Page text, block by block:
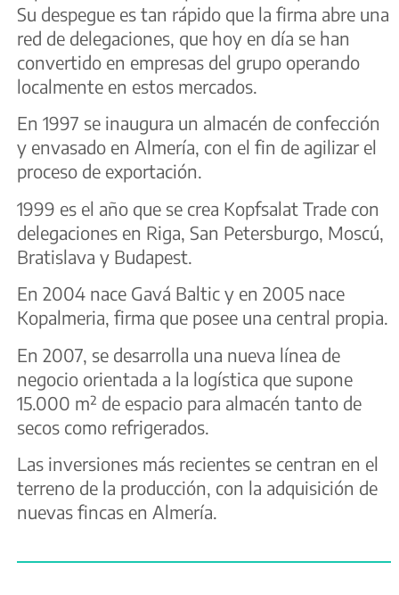
Su despegue es tan rápido que la firma abre una
red de delegaciones, que hoy en día se han
convertido en empresas del grupo operando
localmente en estos mercados.
En 1997 se inaugura un almacén de confección
y envasado en Almería, con el fin de agilizar el
proceso de exportación.
1999 es el año que se crea Kopfsalat Trade con
delegaciones en Riga, San Petersburgo, Moscú,
Bratislava y Budapest.
En 2004 nace Gavá Baltic y en 2005 nace
Kopalmeria, firma que posee una central propia.
En 2007, se desarrolla una nueva línea de
negocio orientada a la logística que supone
15.000 m² de espacio para almacén tanto de
secos como refrigerados.
Las inversiones más recientes se centran en el
terreno de la producción, con la adquisición de
nuevas fincas en Almería.